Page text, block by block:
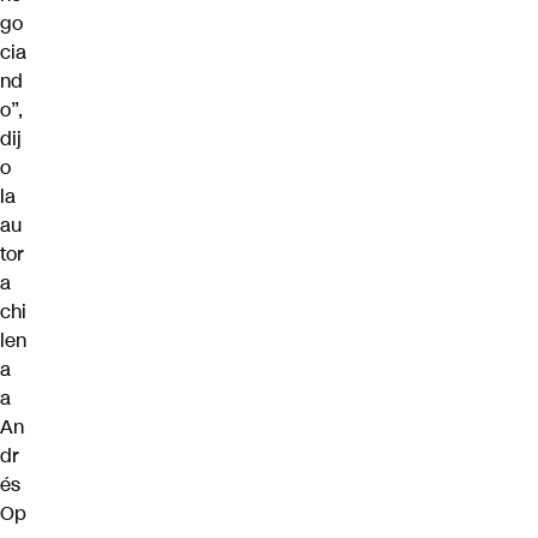
go
cia
nd
o”,
dij
o
la
au
tor
a
chi
len
a
a
An
dr
és
Op